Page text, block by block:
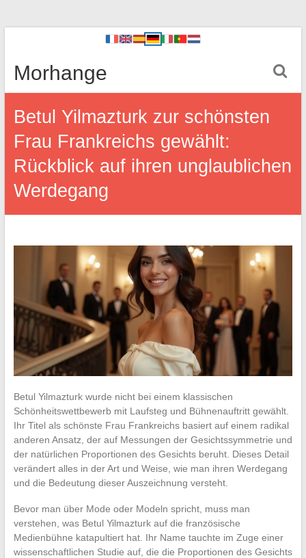
Morhange
Betul Yilmazturk zur schönsten
Frau Frankreichs gewählt:
Rückblick auf ihren unglaublichen
Werdegang
Betul Yilmazturk wurde nicht bei einem klassischen
Schönheitswettbewerb mit Laufsteg und Bühnenauftritt gewählt.
Ihr Titel als schönste Frau Frankreichs basiert auf einem radikal
anderen Ansatz, der auf Messungen der Gesichtssymmetrie und
der natürlichen Proportionen des Gesichts beruht. Dieses Detail
verändert alles in der Art und Weise, wie man ihren Werdegang
und die Bedeutung dieser Auszeichnung versteht.
Bevor man über Mode oder Modeln spricht, muss man
verstehen, was Betul Yilmazturk auf die französische
Medienbühne katapultiert hat. Ihr Name tauchte im Zuge einer
wissenschaftlichen Studie auf, die die Proportionen des Gesichts